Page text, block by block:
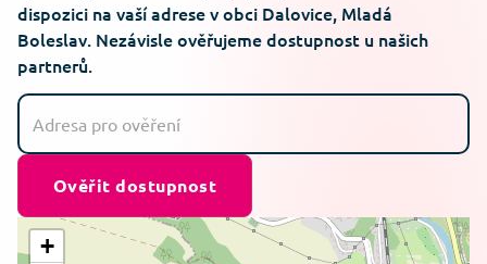
dispozici na vaší adrese v obci Dalovice, Mladá
Boleslav. Nezávisle ověřujeme dostupnost u našich
partnerů.
Ověřit dostupnost
+